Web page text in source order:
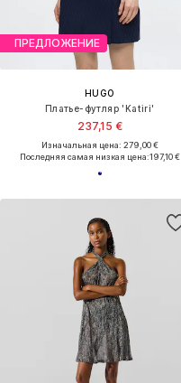
ПРЕДЛОЖЕНИЕ
HUGO
Платье-футляр 'Katiri'
237,15 €
Изначальная цена: 279,00 €
Последняя самая низкая цена:197,10 €